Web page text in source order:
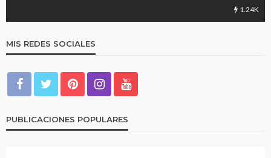
1.24K
MIS REDES SOCIALES
PUBLICACIONES POPULARES